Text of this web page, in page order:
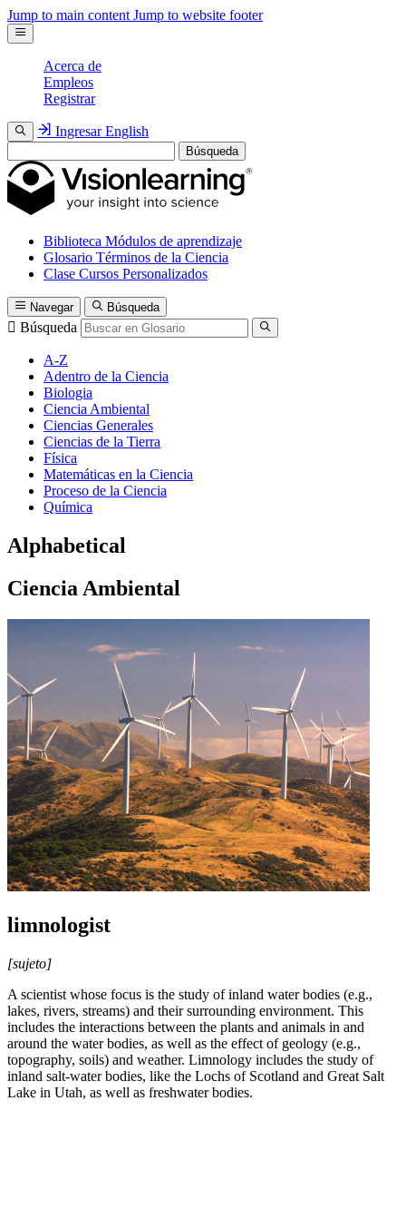
Jump to main content Jump to website footer
Acerca de
Empleos
Registrar
Ingresar English
Búsqueda
Biblioteca Módulos de aprendizaje
Glosario Términos de la Ciencia
Clase Cursos Personalizados
Navegar Búsqueda
Búsqueda
A-Z
Adentro de la Ciencia
Biologia
Ciencia Ambiental
Ciencias Generales
Ciencias de la Tierra
Física
Matemáticas en la Ciencia
Proceso de la Ciencia
Química
Alphabetical
Ciencia Ambiental
limnologist
[sujeto]
A scientist whose focus is the study of inland water bodies (e.g.,
lakes, rivers, streams) and their surrounding environment. This
includes the interactions between the plants and animals in and
around the water bodies, as well as the effect of geology (e.g.,
topography, soils) and weather. Limnology includes the study of
inland salt-water bodies, like the Lochs of Scotland and Great Salt
Lake in Utah, as well as freshwater bodies.